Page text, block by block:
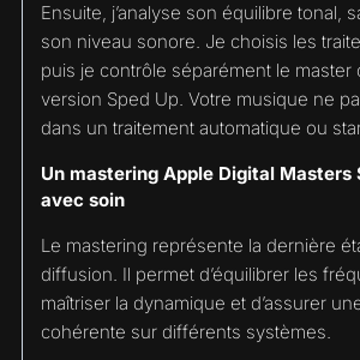
Ensuite, j’analyse son équilibre tonal,
son niveau sonore. Je choisis les
puis je contrôle séparément le master
version Sped Up. Votre musique ne
dans un traitement automatique ou
Un mastering Apple Digital Masters
avec soin
Le mastering représente la dernière
diffusion. Il permet d’équilibrer les
maîtriser la dynamique et d’assurer
cohérente sur différents systèmes.